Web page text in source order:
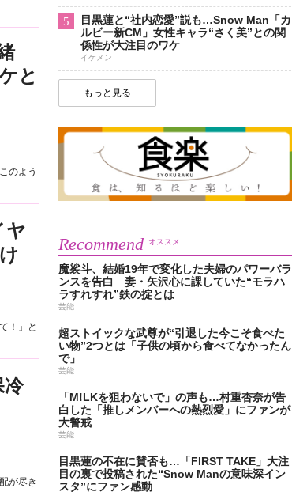
と
のよう
ヤ
！」と
冷
が尽き
5
目黒蓮と“社内恋愛”説も…Snow Man「カ
ルビー新CM」女性キャラ“さく美”との関
係性が大注目のワケ
イケメン
もっと見る
Recommend オススメ
魔裟斗、結婚19年で変化した夫婦のパワーバラ
ンスを告白 妻・矢沢心に課していた“モラハ
ラすれすれ”鉄の掟とは
芸能
超ストイックな武尊が“引退した今こそ食べた
い物”2つとは「子供の頃から食べてなかったん
で」
芸能
「M!LKを狙わないで」の声も…村重杏奈が告
白した「推しメンバーへの熱烈愛」にファンが
大警戒
芸能
目黒蓮の不在に賛否も…「FIRST TAKE」大注
目の裏で投稿された“Snow Manの意味深イン
スタ”にファン感動